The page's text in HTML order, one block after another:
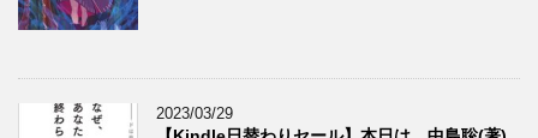
2023/03/29